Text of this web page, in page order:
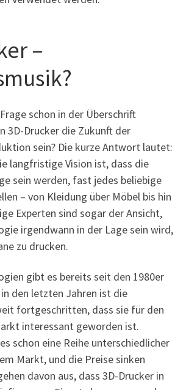
–
schon in der Überschrift
3D-Drucker die Zukunft der
sein? Die kurze Antwort lautet:
langfristige Vision ist, dass die
sein werden, fast jedes beliebige
– von Kleidung über Möbel bis hin
Experten sind sogar der Ansicht,
irgendwann in der Lage sein wird,
zu drucken.
gibt es bereits seit den 1980er
den letzten Jahren ist die
fortgeschritten, dass sie für den
interessant geworden ist.
schon eine Reihe unterschiedlicher
Markt, und die Preise sinken
davon aus, dass 3D-Drucker in